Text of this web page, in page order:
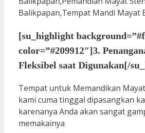
[su_highlight
color=”#209912″]3.
Fleksibel saat Digunakan[/
Tempat untuk Memandikan
kami cuma tinggal dipasangkan
karenanya Anda akan sangat
memakainya